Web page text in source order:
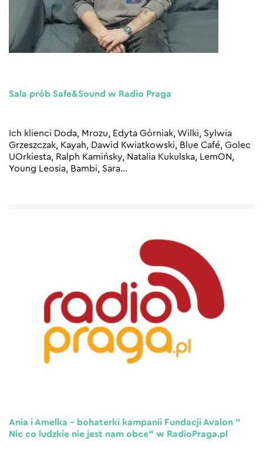
Sala prób Safe&Sound w Radio Praga
Ich klienci Doda, Mrozu, Edyta Górniak, Wilki, Sylwia
Grzeszczak, Kayah, Dawid Kwiatkowski, Blue Café, Golec
UOrkiesta, Ralph Kamińsky, Natalia Kukulska, LemON,
Young Leosia, Bambi, Sara…
Ania i Amelka – bohaterki kampanii Fundacji Avalon ”
Nic co ludzkie nie jest nam obce” w RadioPraga.pl